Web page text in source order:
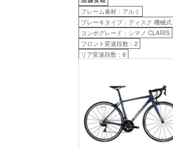
安175cm前後 )
フレーム素材：アルミ
ブレーキタイプ：ディスク 機械式
コンポグレード：シマノ CLARIS
フロント変速段数：2
リア変速段数：8